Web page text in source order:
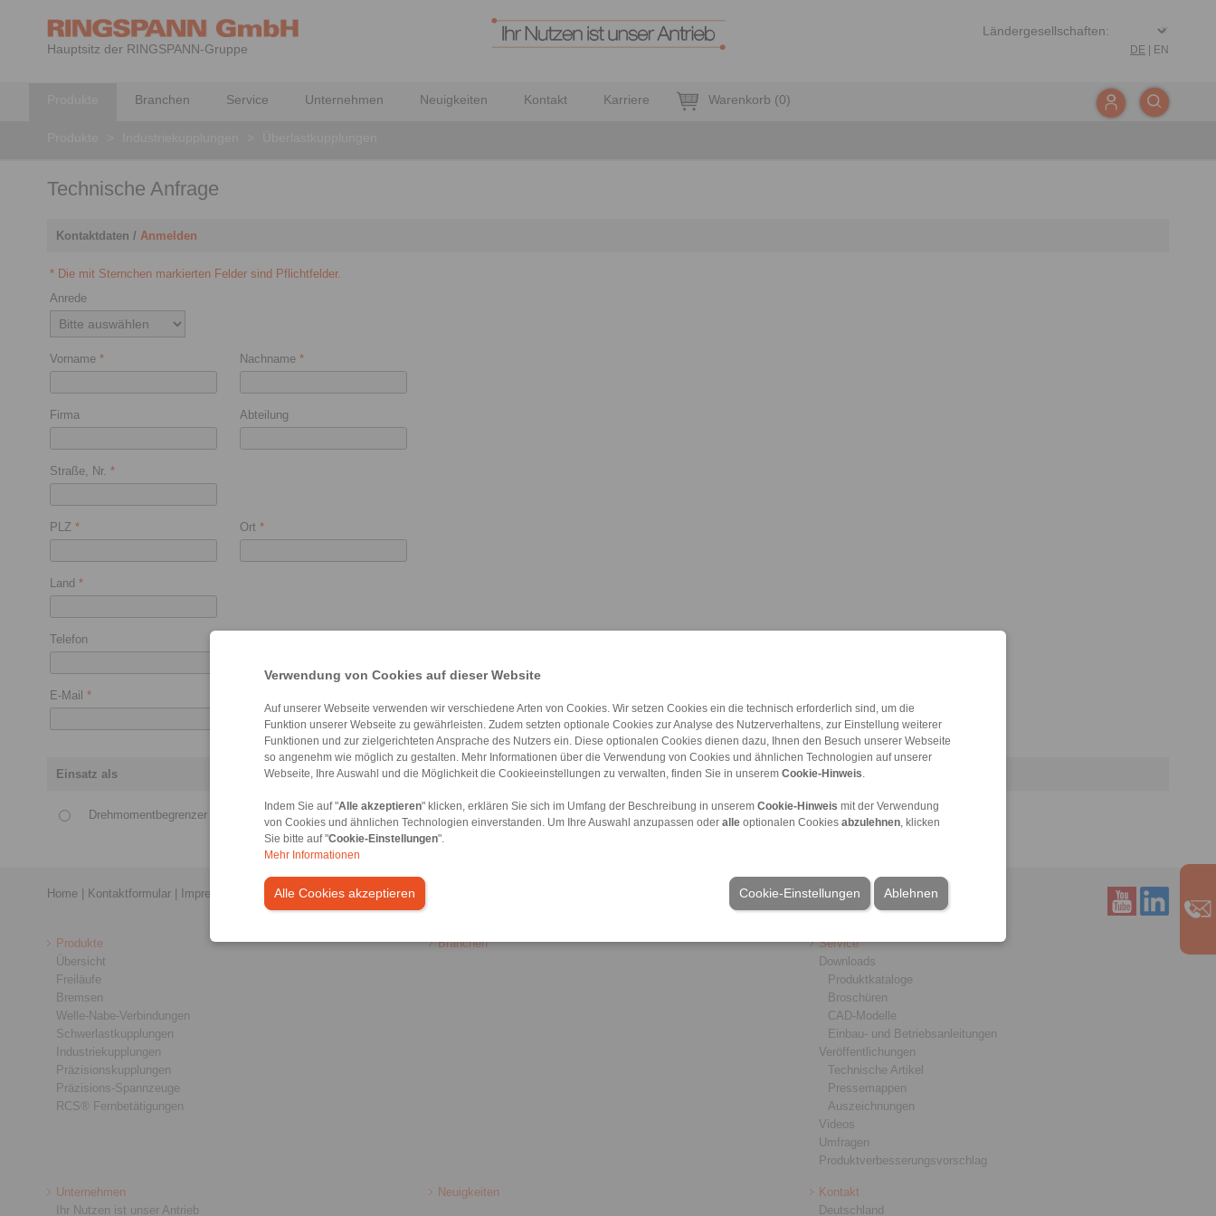
Verwendung von Cookies auf dieser Website
Auf unserer Webseite verwenden wir verschiedene Arten von Cookies. Wir setzen Cookies ein die technisch erforderlich sind, um die
Funktion unserer Webseite zu gewährleisten. Zudem setzten optionale Cookies zur Analyse des Nutzerverhaltens, zur Einstellung weiterer
Funktionen und zur zielgerichteten Ansprache des Nutzers ein. Diese optionalen Cookies dienen dazu, Ihnen den Besuch unserer Webseite
so angenehm wie möglich zu gestalten. Mehr Informationen über die Verwendung von Cookies und ähnlichen Technologien auf unserer
Webseite, Ihre Auswahl und die Möglichkeit die Cookieeinstellungen zu verwalten, finden Sie in unserem Cookie-Hinweis
Indem Sie auf "Alle akzeptieren" klicken, erklären Sie sich im Umfang der Beschreibung in unserem Cookie-Hinweis mit der Verwendung
von Cookies und ähnlichen Technologien einverstanden. Um Ihre Auswahl anzupassen oder alle optionalen Cookies abzulehnen , klicken
Sie bitte auf "Cookie-Einstellungen".
Mehr Informationen
Alle Cookies akzeptieren Ablehnen
Cookie-Einstellungen
Hauptsitz der RINGSPANN-Gruppe DE EN
Branchen Service Unternehmen Neuigkeiten Kontakt Karriere Warenkorb (0)
Technische Anfrage
Kontaktdaten / Anmelden
* Die mit Sternchen markierten Felder sind Pflichtfelder.
Anrede
Vorname * Nachname *
Firma Abteilung
Straße, Nr. *
PLZ * Ort *
Land *
Telefon
E-Mail *
Einsatz als
Drehmomentbegrenzer oder Rutschnabe Kraftbegrenzer
Home Kontaktformular Impressum Datenschutzerklärung|Allgemeine Verkaufsbedingungen
Produkte
Übersicht
Freiläufe
Bremsen
Welle-Nabe-Verbindungen
Schwerlastkupplungen
Industriekupplungen
Präzisionskupplungen
Präzisions-Spannzeuge
RCS® Fernbetätigungen
Branchen
Service
Downloads
Produktkataloge
Broschüren
CAD-Modelle
Einbau- und Betriebsanleitungen
Veröffentlichungen
Technische Artikel
Pressemappen
Auszeichnungen
Videos
Umfragen
Produktverbesserungsvorschlag
Unternehmen
Ihr Nutzen ist unser Antrieb
Neuigkeiten
Kontakt
Deutschland